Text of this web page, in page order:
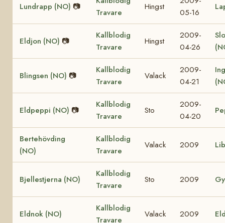
Lundrapp (NO) 📷
Travare
Hingst
05-16
Eldjon (NO) 📷
Kallblodig
Travare
Hingst
2009-
04-26
Blingsen (NO) 📷
Kallblodig
Travare
Valack
2009-
04-21
Eldpeppi (NO) 📷
Kallblodig
Travare
Sto
2009-
04-20
Bertehövding
(NO)
Kallblodig
Travare
Valack 2009
Bjellestjerna (NO)
Kallblodig
Travare
Sto 2009
Eldnok (NO)
Kallblodig
Travare
Valack 2009